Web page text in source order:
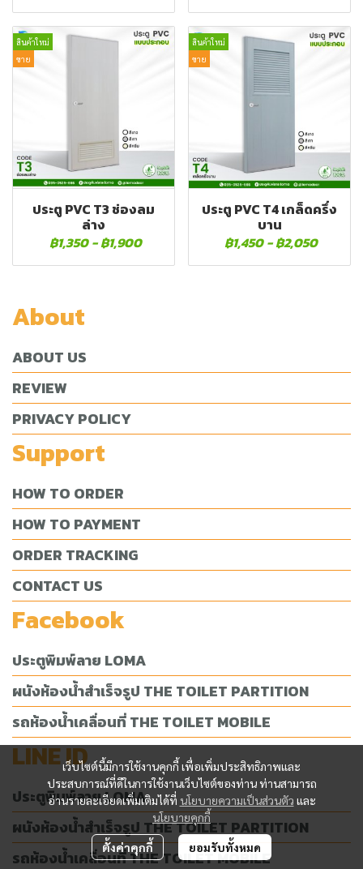
สินค้าใหม่
ขาย
ประตู PVC T3 ช่องลม
ล่าง
฿1,350 -฿1,900
สินค้าใหม่
ขาย
ประตู PVC T4 เกล็ดครึ่ง
บาน
฿1,450 -฿2,050
เว็บไซต์นี้มีการใช้งานคุกกี้ เพื่อเพิ่มประสิทธิภาพและ
ประสบการณ์ที่ดีในการใช้งานเว็บไซต์ของท่าน ท่านสามารถ
อ่านรายละเอียดเพิ่มเติมได้ที่ นโยบายความเป็นส่วนตัว และ
นโยบายคุกกี้
ตั้งค่าคุกกี้ ยอมรับทั้งหมด
About
ABOUT US
REVIEW
PRIVACY POLICY
Support
HOW TO ORDER
HOW TO PAYMENT
ORDER TRACKING
CONTACT US
Facebook
ประตูพิมพ์ลาย LOMA
ผนังห้องน้ำสำเร็จรูป THE TOILET PARTITION
รถห้องน้ำเคลื่อนที่ THE TOILET MOBILE
LINE ID
ประตูพิมพ์ลาย LOMA
ผนังห้องน้ำสำเร็จรูป THE TOILET PARTITION
รถห้องน้ำเคลื่อนที่ THE TOILET MOBILE